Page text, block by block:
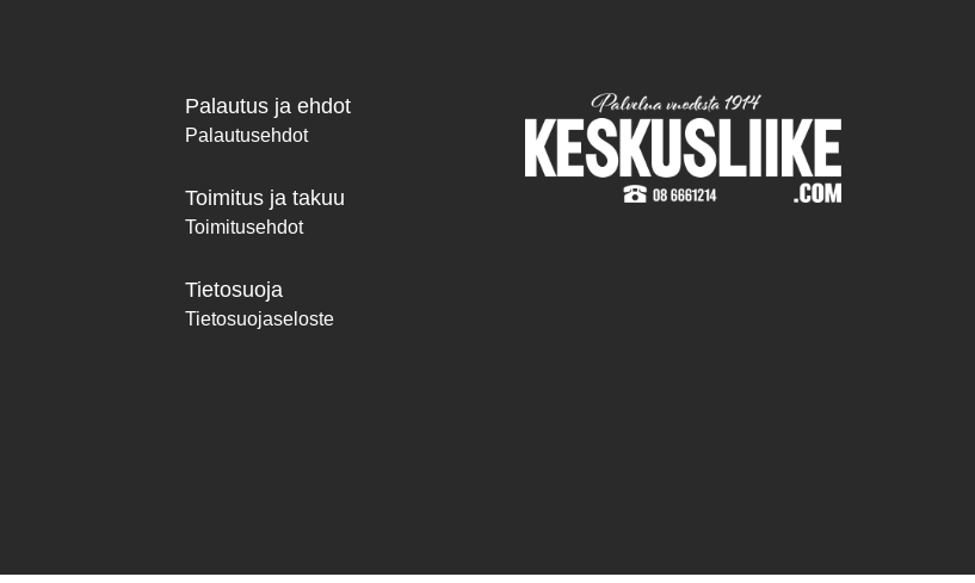
Palautus ja ehdot
Palautusehdot
Toimitus ja takuu
Toimitusehdot
Tietosuoja
Tietosuojaseloste